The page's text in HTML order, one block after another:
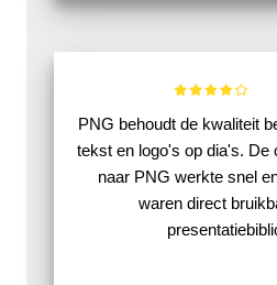
PNG behoudt de kwaliteit
tekst en logo's op dia's. De
naar PNG werkte snel
waren direct